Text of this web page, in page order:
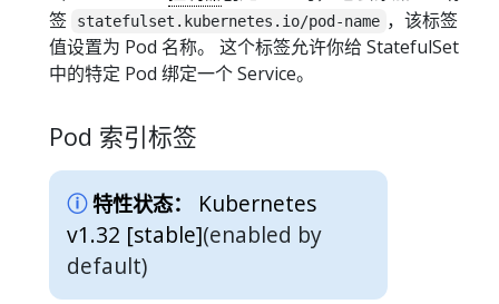
签
statefulset.kubernetes.io/pod-name ，该标签
值设置为 Pod 名称。 这个标签允许你给 StatefulSet
中的特定 Pod 绑定一个 Service。
Pod 索引标签
特性状态：
Kubernetes
v1.32 [stable](enabled by
default)